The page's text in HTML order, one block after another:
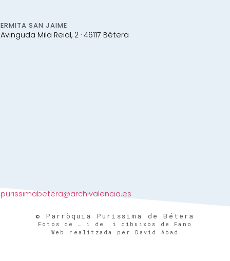
ERMITA SAN JAIME
Avinguda Mila Reial, 2 · 46117 Bétera
purissimabetera@archivalencia.es
© Parròquia Puríssima de Bétera
Fotos de … i de… i dibuixos de Fano
Web realitzada per David Abad